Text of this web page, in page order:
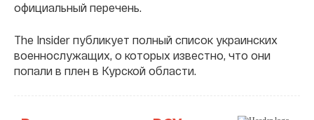
официальный перечень.
The Insider публикует полный список украинских
военнослужащих, о которых известно, что они
попали в плен в Курской области.